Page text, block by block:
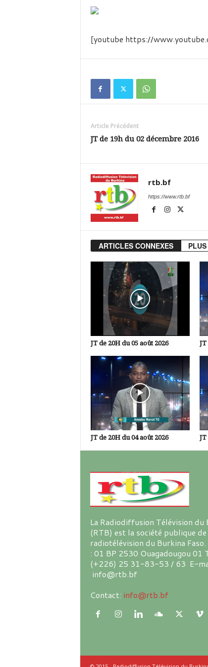
u
[youtube https://
Article Précédent
JT de 19h du 02 décembre 2016
rtb.bf
https://www.rtb.bf
ARTICLES CONNEXES
JT de 20H du 05 août 2026 JT
JT de 20H du 04 août 2026 JT
La Radiodiffusion Télévision du
(RTB) est la société publique de
radiotélévision du Burkina Faso.
: 01 BP 2530 Ouagadougou 01
(+226) 25 31-83-53 / 63 E-
info@rtb.bf
Contact: info@rtb.bf